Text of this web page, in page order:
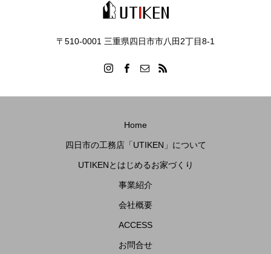
〒510-0001 三重県四日市市八田2丁目8‐1
Home
四日市の工務店「UTIKEN」について
UTIKENとはじめるお家づくり
事業紹介
会社概要
ACCESS
お問合せ